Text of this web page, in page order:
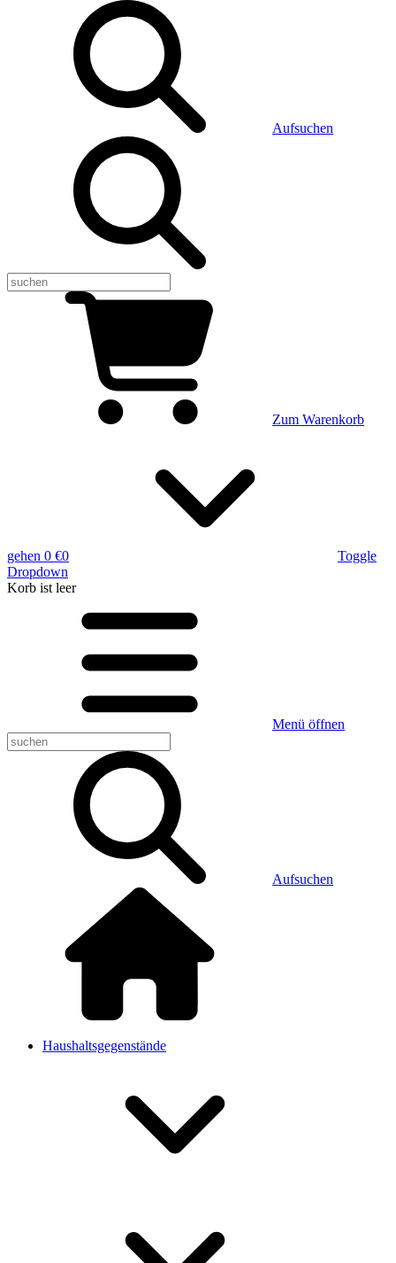
Aufsuchen
Zum Warenkorb
gehen 0 €0
Toggle
Dropdown
Korb ist leer
Menü öffnen
Aufsuchen
Haushaltsgegenstände